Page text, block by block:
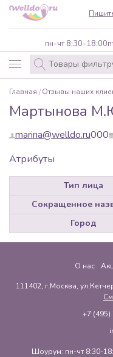
пн-чт 8:30-18:00
Главная Отзывы наших
Мартынова
marina@welldo.ru000
Атрибуты
Тип лица
Сокращенное
Город
О нас
111402, г.Москва,
+7 (495)
Шоурум: пн-чт 8:30-